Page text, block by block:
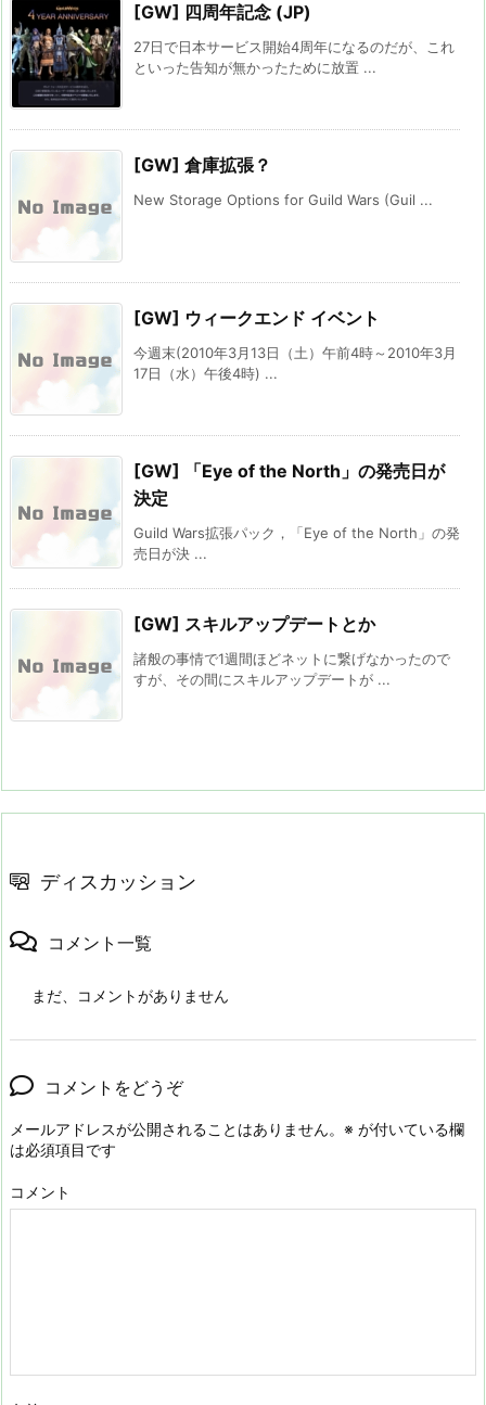
[GW] 四周年記念 (JP)
27日で日本サービス開始4周年になるのだが、これ
といった告知が無かったために放置 ...
[GW] 倉庫拡張？
New Storage Options for Guild Wars (Guil ...
[GW] ウィークエンド イベント
今週末(2010年3月13日（土）午前4時～2010年3月
17日（水）午後4時) ...
[GW] 「Eye of the North」の発売日が
決定
Guild Wars拡張パック，「Eye of the North」の発
売日が決 ...
[GW] スキルアップデートとか
諸般の事情で1週間ほどネットに繋げなかったので
すが、その間にスキルアップデートが ...
ディスカッション
コメント一覧
まだ、コメントがありません
コメントをどうぞ
メールアドレスが公開されることはありません。 ※ が付いている欄
は必須項目です
コメント